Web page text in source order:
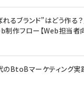
Amazonランキングをも
ケーブル Anker絡まないケ
ド付き USB PD対応 シリコ
17 / 16 / 15 / Galaxy
Pro/Air 各種対応 (1.8m ミッ
￥1,890
￥4,857
るブランド”はどう作る
制作フロー【Web担当者
BtoBマーケティング実践